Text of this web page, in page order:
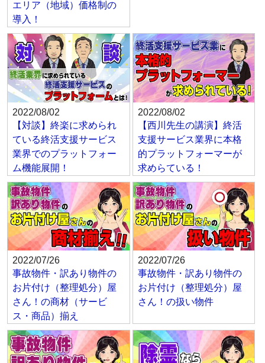
エリア（地域）価格制の
導入！
2022/08/02
【対談】終楽に求められ
ている終活支援サービス
業界でのプラットフォー
ム機能展開！
2022/08/02
【西川先生の講演】終活
支援サービス業界に本格
的プラットフォーマーが
求めらている！
2022/07/26
事故物件・訳あり物件の
お片付け（整理処分）屋
さん！の商材（サービ
ス・商品）揃え
2022/07/26
事故物件・訳あり物件の
お片付け（整理処分）屋
さん！の扱い物件